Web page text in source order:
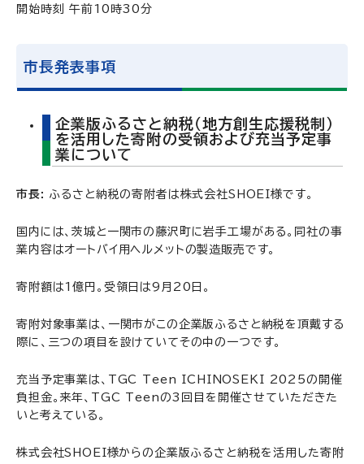
開始時刻 午前10時30分
市長発表事項
企業版ふるさと納税（地方創生応援税制）
を活用した寄附の受領および充当予定事
業について
市長: ふるさと納税の寄附者は株式会社SHOEI様です。
国内には、茨城と一関市の藤沢町に岩手工場がある。同社の事
業内容はオートバイ用ヘルメットの製造販売です。
寄附額は1億円。受領日は9月20日。
寄附対象事業は、一関市がこの企業版ふるさと納税を頂戴する
際に、三つの項目を設けていてその中の一つです。
充当予定事業は、TGC Teen ICHINOSEKI 2025の開催
負担金。来年、TGC Teenの3回目を開催させていただきた
いと考えている。
株式会社SHOEI様からの企業版ふるさと納税を活用した寄附